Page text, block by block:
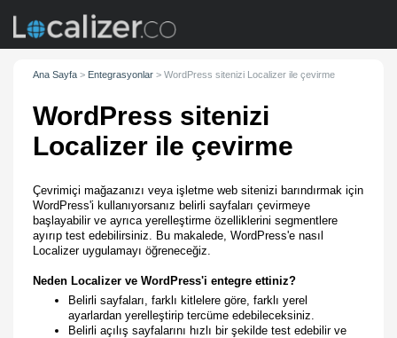
Ana Sayfa > Entegrasyonlar > WordPress sitenizi Localizer ile çevirme
WordPress sitenizi
Localizer ile çevirme
Çevrimiçi mağazanızı veya işletme web sitenizi barındırmak için
WordPress'i kullanıyorsanız belirli sayfaları çevirmeye
başlayabilir ve ayrıca yerelleştirme özelliklerini segmentlere
ayırıp test edebilirsiniz. Bu makalede, WordPress'e nasıl
Localizer uygulamayı öğreneceğiz.
Neden Localizer ve WordPress'i entegre ettiniz?
Belirli sayfaları, farklı kitlelere göre, farklı yerel
ayarlardan yerelleştirip tercüme edebileceksiniz.
Belirli açılış sayfalarını hızlı bir şekilde test edebilir ve